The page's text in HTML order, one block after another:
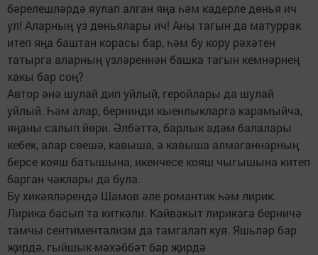
бәрелешләрдә яулап алган яңа һәм кадерле дөнья ич
ул! Аларның үз дөньялары ич! Аны тагын да матуррак
итеп яңа баштан корасы бар, һәм бу кору рәхәтен
татырга аларның үзләреннән башка тагын кемнәрнең
хакы бар соң?
Автор әнә шулай дип уйлый, геройлары да шулай
уйлый. Һәм алар, бернинди кыенлыкларга карамыйча,
яңаны салып йөри. Әлбәттә, барлык адәм балалары
кебек, алар сөешә, кавыша, ә кавыша алмаганнарның
берсе кояш батышына, икенчесе кояш чыгышына китеп
барган чаклары да була.
Бу хикәяләрендә Шамов әле романтик һәм лирик.
Лирика басып та киткәли. Кайвакыт лирикага берничә
тамчы сентиментализм да тамгалап куя. Яшьләр бар
җирдә, гыйшык-мәхәббәт бар җирдә